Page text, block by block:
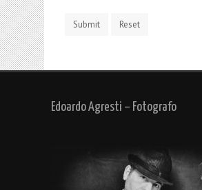
Edoardo Agresti – Fotografo